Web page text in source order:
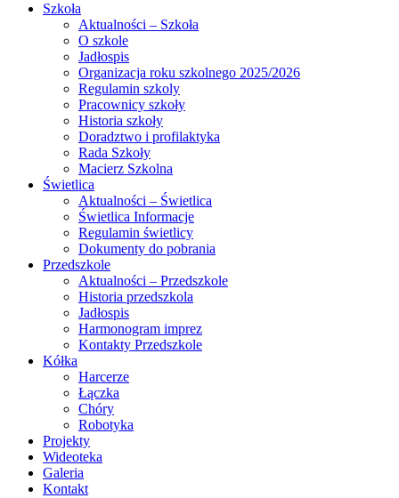
Szkoła
Aktualności – Szkoła
O szkole
Jadłospis
Organizacja roku szkolnego 2025/2026
Regulamin szkoly
Pracownicy szkoły
Historia szkoły
Doradztwo i profilaktyka
Rada Szkoły
Macierz Szkolna
Świetlica
Aktualności – Świetlica
Świetlica Informacje
Regulamin świetlicy
Dokumenty do pobrania
Przedszkole
Aktualności – Przedszkole
Historia przedszkola
Jadłospis
Harmonogram imprez
Kontakty Przedszkole
Kółka
Harcerze
Łączka
Chóry
Robotyka
Projekty
Wideoteka
Galeria
Kontakt